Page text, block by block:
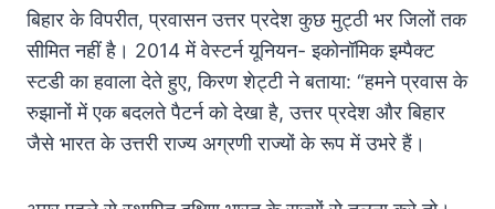
बिहार के विपरीत, प्रवासन उत्तर प्रदेश कुछ मुट्ठी भर जिलों तक
सीमित नहीं है। 2014 में वेस्टर्न यूनियन- इकोनॉमिक इम्पैक्ट
स्टडी का हवाला देते हुए, किरण शेट्टी ने बताया: “हमने प्रवास के
रुझानों में एक बदलते पैटर्न को देखा है, उत्तर प्रदेश और बिहार
जैसे भारत के उत्तरी राज्य अग्रणी राज्यों के रूप में उभरे हैं।